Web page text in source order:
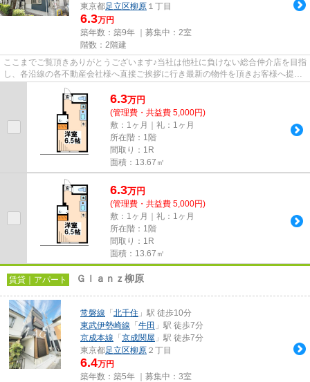
東京都足立区柳原 １丁目
6.3万円
築年数：築9年 ｜募集中： 2室
階数：2階建
ここまでご覧頂きありがとうございます♪当社は他社に負けない総合仲介店を目指
し、各沿線の各不動産会社様へ直接ご挨拶に行き最新の物件を頂きお客様へ提供
しております！最新の情報は...
6.3万円
(管理費・共益費 5,000円)
敷：1ヶ月｜礼：1ヶ月
所在階：1階
間取り：1R
面積：13.67㎡
6.3万円
(管理費・共益費 5,000円)
敷：1ヶ月｜礼：1ヶ月
所在階：1階
間取り：1R
面積：13.67㎡
賃貸｜アパート Ｇｌａｎｚ柳原
常磐線 「 北千住 」駅 徒歩10分
東武伊勢崎線 「 牛田 」駅 徒歩7分
京成本線 「 京成関屋 」駅 徒歩7分
東京都足立区柳原 ２丁目
6.4万円
築年数：築5年 ｜募集中： 3室